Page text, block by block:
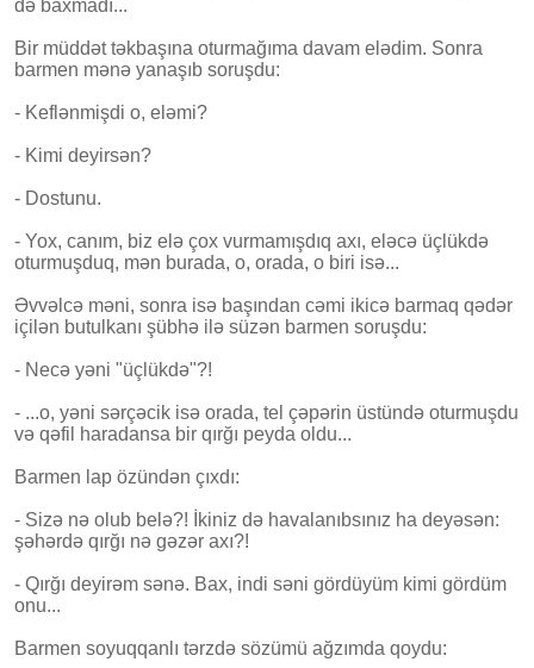
də baxmadı...
Bir müddət təkbaşına oturmağıma davam elədim. Sonra
barmen mənə yanaşıb soruşdu:
- Keflənmişdi o, eləmi?
- Kimi deyirsən?
- Dostunu.
- Yox, canım, biz elə çox vurmamışdıq axı, eləcə üçlükdə
oturmuşduq, mən burada, o, orada, o biri isə...
Əvvəlcə məni, sonra isə başından cəmi ikicə barmaq qədər
içilən butulkanı şübhə ilə süzən barmen soruşdu:
- Necə yəni "üçlükdə"?!
- ...o, yəni sərçəcik isə orada, tel çəpərin üstündə oturmuşdu
və qəfil haradansa bir qırğı peyda oldu...
Barmen lap özündən çıxdı:
- Sizə nə olub belə?! İkiniz də havalanıbsınız ha deyəsən:
şəhərdə qırğı nə gəzər axı?!
- Qırğı deyirəm sənə. Bax, indi səni gördüyüm kimi gördüm
onu...
Barmen soyuqqanlı tərzdə sözümü ağzımda qoydu: